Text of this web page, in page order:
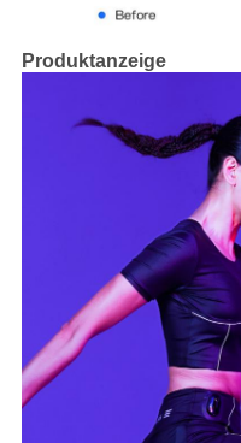
Produktanzeige